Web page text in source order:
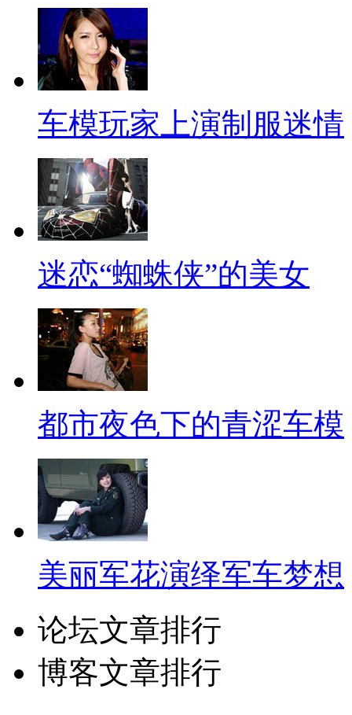
车模玩家上演制服迷情
迷恋“蜘蛛侠”的美女
都市夜色下的青涩车模
美丽军花演绎军车梦想
论坛文章排行
博客文章排行